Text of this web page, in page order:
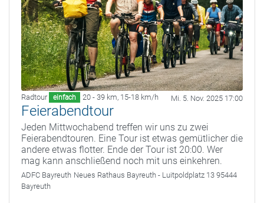
Radtour einfach 20 - 39 km, 15-18 km/h Mi. 5. Nov. 2025 17:00
Feierabendtour
Jeden Mittwochabend treffen wir uns zu zwei
Feierabendtouren. Eine Tour ist etwas gemütlicher die
andere etwas flotter. Ende der Tour ist 20:00. Wer
mag kann anschließend noch mit uns einkehren.
ADFC Bayreuth Neues Rathaus Bayreuth - Luitpoldplatz 13 95444
Bayreuth